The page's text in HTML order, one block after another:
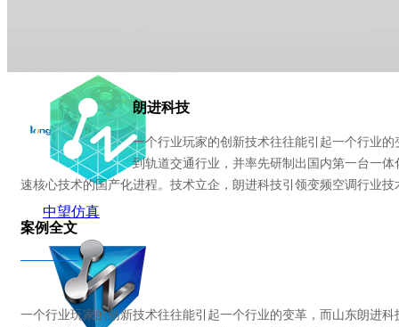
中望仿真
朗进科技
一个行业玩家的创新技术往往能引起一个行业
到轨道交通行业，并率先研制出国内第一台一
速核心技术的国产化进程。技术立企，朗进科技引领变频空调行业
案例全文
一个行业玩家的创新技术往往能引起一个行业的变革，而山东朗进